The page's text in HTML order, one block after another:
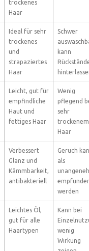
trockenes
Haar
Ideal für sehr
trockenes
und
strapaziertes
Haar
Schwer
kann
Leicht, gut für
empfindliche
Haut und
fettiges Haar
Wenig
pflegend
sehr
trockenem
Haar
Verbessert
Glanz und
Kämmbarkeit,
antibakteriell
Geruch
als
werden
Leichtes Öl,
gut für alle
Haartypen
Kann bei
wenig
Wirkung